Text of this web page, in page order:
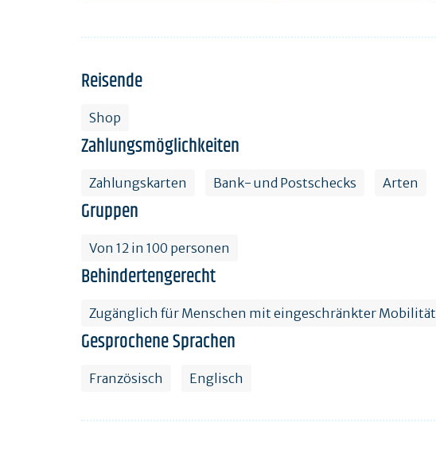
Reisende
Shop
Zahlungsmöglichkeiten
Zahlungskarten Bank- und Postschecks Arten
Gruppen
Von 12 in 100 personen
Behindertengerecht
Zugänglich für Menschen mit eingeschränkter Mobilität
Gesprochene Sprachen
Französisch Englisch